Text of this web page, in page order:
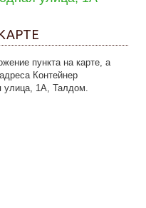
пункта на карте, а
Контейнер
улица, 1А, Талдом.